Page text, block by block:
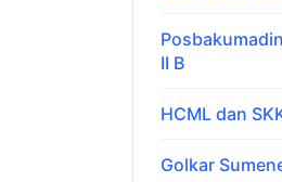
II B
HCML dan
Golkar